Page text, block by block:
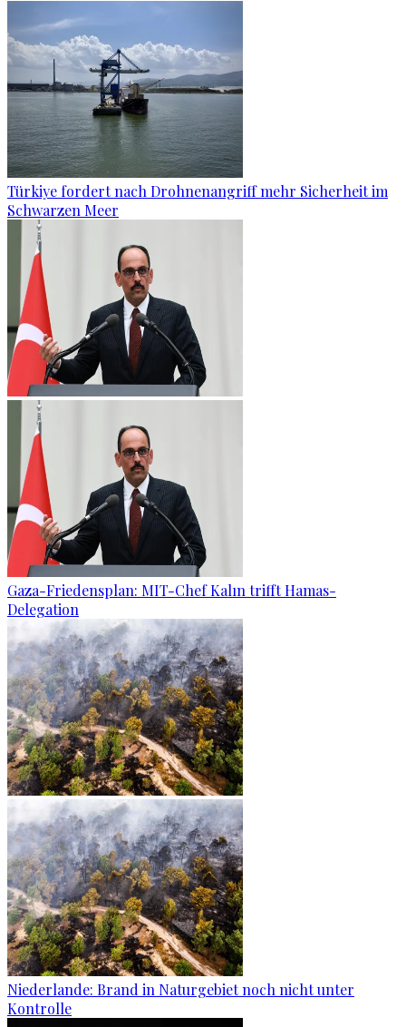
Türkiye fordert nach Drohnenangriff mehr Sicherheit im
Schwarzen Meer
Gaza-Friedensplan: MIT-Chef Kalın trifft Hamas-
Delegation
Niederlande: Brand in Naturgebiet noch nicht unter
Kontrolle